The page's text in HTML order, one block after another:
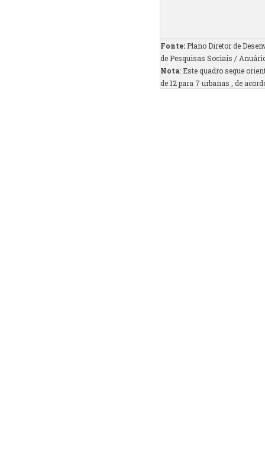
Fonte: Plano Diretor de
de Pesquisas Sociais /
Nota: Este quadro segue
de 12 para 7 urbanas , de